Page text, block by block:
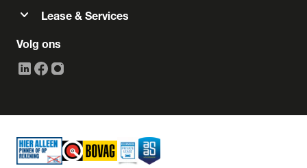
expand_more Lease & Services
Volg ons